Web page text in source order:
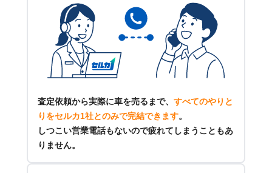
査定依頼から実際に車を売るまで、 すべてのやりと
りをセルカ1社とのみで完結できます。
しつこい営業電話もないので疲れてしまうこともあ
りません。